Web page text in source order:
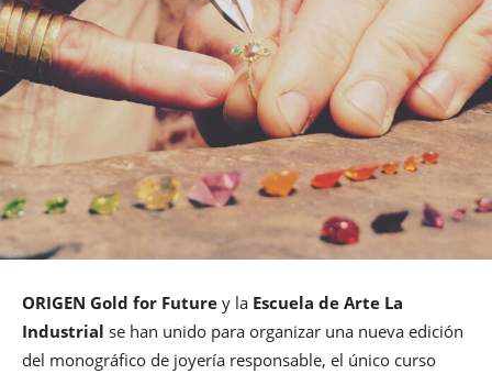
ORIGEN Gold for Future y la Escuela de Arte La
Industrial se han unido para organizar una nueva edición
del monográfico de joyería responsable, el único curso